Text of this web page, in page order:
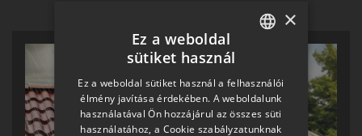
HUNGARIAN
SLOVAK
GERMAN
×
Ez a weboldal
sütiket használ
Ez a weboldal sütiket használ a felhasználói
élmény javítása érdekében. A weboldalunk
használatával Ön hozzájárul az összes süti
használatához, a Cookie szabályzatunknak